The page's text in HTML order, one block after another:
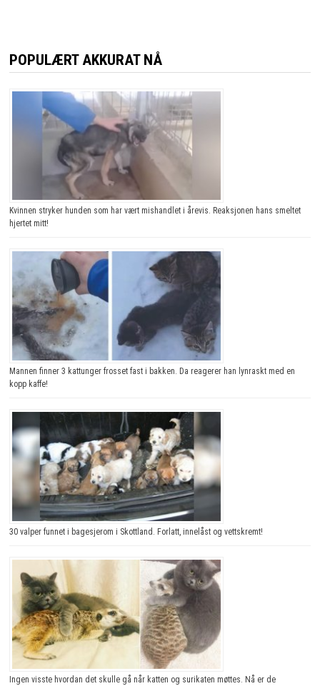
POPULÆRT AKKURAT NÅ
Kvinnen stryker hunden som har vært mishandlet i årevis. Reaksjonen hans smeltet
hjertet mitt!
Mannen finner 3 kattunger frosset fast i bakken. Da reagerer han lynraskt med en
kopp kaffe!
30 valper funnet i bagesjerom i Skottland. Forlatt, innelåst og vettskremt!
Ingen visste hvordan det skulle gå når katten og surikaten møttes. Nå er de